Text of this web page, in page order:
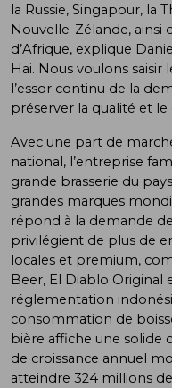
la Russie, Singapour, la
Nouvelle-Zélande, ainsi
d’Afrique, explique
Hai. Nous voulons
l’essor continu de la
préserver la qualité et
Avec une part de
national, l’entreprise
grande brasserie du
grandes marques
répond à la demande
privilégient de plus de
locales et premium,
Beer, El Diablo Original
réglementation
consommation de
bière affiche une solide
de croissance annuel
atteindre 324 millions de